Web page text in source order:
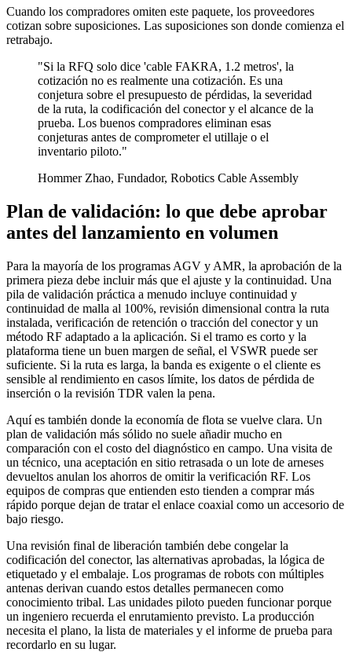
Cuando los compradores omiten este paquete, los proveedores
cotizan sobre suposiciones. Las suposiciones son donde comienza el
retrabajo.
"Si la RFQ solo dice 'cable FAKRA, 1.2 metros', la
cotización no es realmente una cotización. Es una
conjetura sobre el presupuesto de pérdidas, la severidad
de la ruta, la codificación del conector y el alcance de la
prueba. Los buenos compradores eliminan esas
conjeturas antes de comprometer el utillaje o el
inventario piloto."
Hommer Zhao, Fundador, Robotics Cable Assembly
Plan de validación: lo que debe aprobar
antes del lanzamiento en volumen
Para la mayoría de los programas AGV y AMR, la aprobación de la
primera pieza debe incluir más que el ajuste y la continuidad. Una
pila de validación práctica a menudo incluye continuidad y
continuidad de malla al 100%, revisión dimensional contra la ruta
instalada, verificación de retención o tracción del conector y un
método RF adaptado a la aplicación. Si el tramo es corto y la
plataforma tiene un buen margen de señal, el VSWR puede ser
suficiente. Si la ruta es larga, la banda es exigente o el cliente es
sensible al rendimiento en casos límite, los datos de pérdida de
inserción o la revisión TDR valen la pena.
Aquí es también donde la economía de flota se vuelve clara. Un
plan de validación más sólido no suele añadir mucho en
comparación con el costo del diagnóstico en campo. Una visita de
un técnico, una aceptación en sitio retrasada o un lote de arneses
devueltos anulan los ahorros de omitir la verificación RF. Los
equipos de compras que entienden esto tienden a comprar más
rápido porque dejan de tratar el enlace coaxial como un accesorio de
bajo riesgo.
Una revisión final de liberación también debe congelar la
codificación del conector, las alternativas aprobadas, la lógica de
etiquetado y el embalaje. Los programas de robots con múltiples
antenas derivan cuando estos detalles permanecen como
conocimiento tribal. Las unidades piloto pueden funcionar porque
un ingeniero recuerda el enrutamiento previsto. La producción
necesita el plano, la lista de materiales y el informe de prueba para
recordarlo en su lugar.